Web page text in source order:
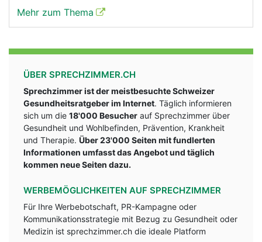
Mehr zum Thema
ÜBER SPRECHZIMMER.CH
Sprechzimmer ist der meistbesuchte Schweizer
Gesundheitsratgeber im Internet. Täglich informieren
sich um die 18'000 Besucher auf Sprechzimmer über
Gesundheit und Wohlbefinden, Prävention, Krankheit
und Therapie. Über 23'000 Seiten mit fundlerten
Informationen umfasst das Angebot und täglich
kommen neue Seiten dazu.
WERBEMÖGLICHKEITEN AUF SPRECHZIMMER
Für Ihre Werbebotschaft, PR-Kampagne oder
Kommunikationsstrategie mit Bezug zu Gesundheit oder
Medizin ist sprechzimmer.ch die ideale Platform